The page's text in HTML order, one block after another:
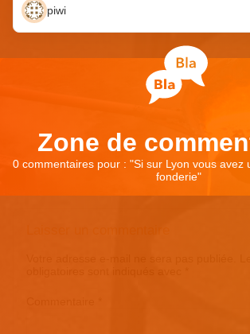
piwi
Zone de
0 commentaires pour : "Si sur Lyon vous avez
fonderie"